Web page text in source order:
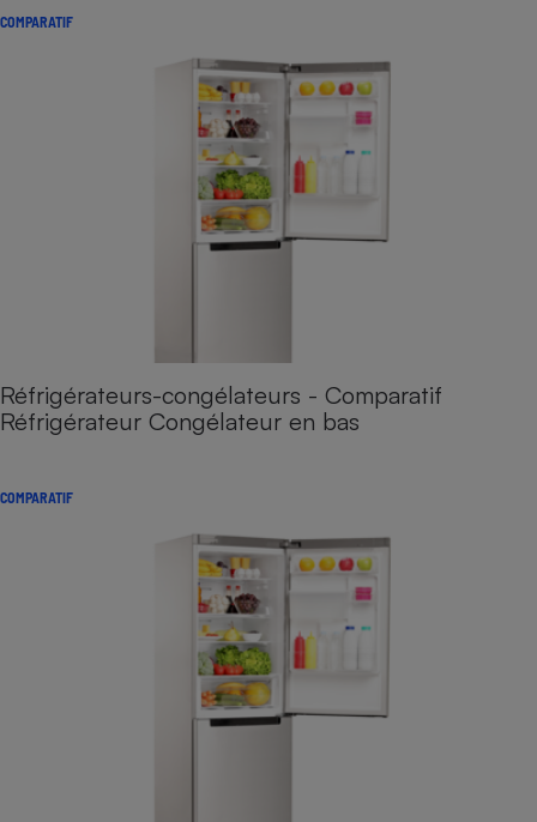
COMPARATIF
Réfrigérateurs-congélateurs - Comparatif
Réfrigérateur Congélateur en bas
COMPARATIF